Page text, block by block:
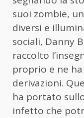
suoi zombie,
diversi e
sociali, Danny
raccolto
proprio e ne
derivazioni.
ha portato
infetto che